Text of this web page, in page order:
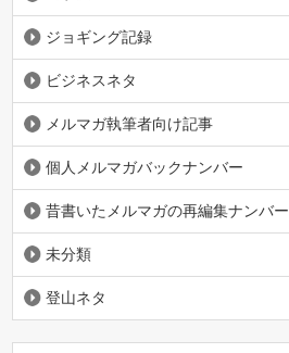
ジョギング記録
ビジネスネタ
メルマガ執筆者向け記事
個人メルマガバックナンバー
昔書いたメルマガの再編集ナンバー
未分類
登山ネタ